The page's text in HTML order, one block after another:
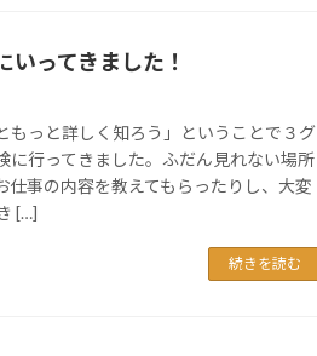
ってきました！
もっと詳しく知ろう」ということで３グ
に行ってきました。ふだん見れない場所
仕事の内容を教えてもらったりし、大変
[…]
続きを読む